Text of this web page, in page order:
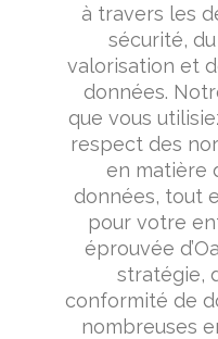
à travers les
sécurité,
valorisation et
données.
que vous
respect des
en matière
données, tout
pour votre
éprouvée
stratégie,
conformité de
nombreuses